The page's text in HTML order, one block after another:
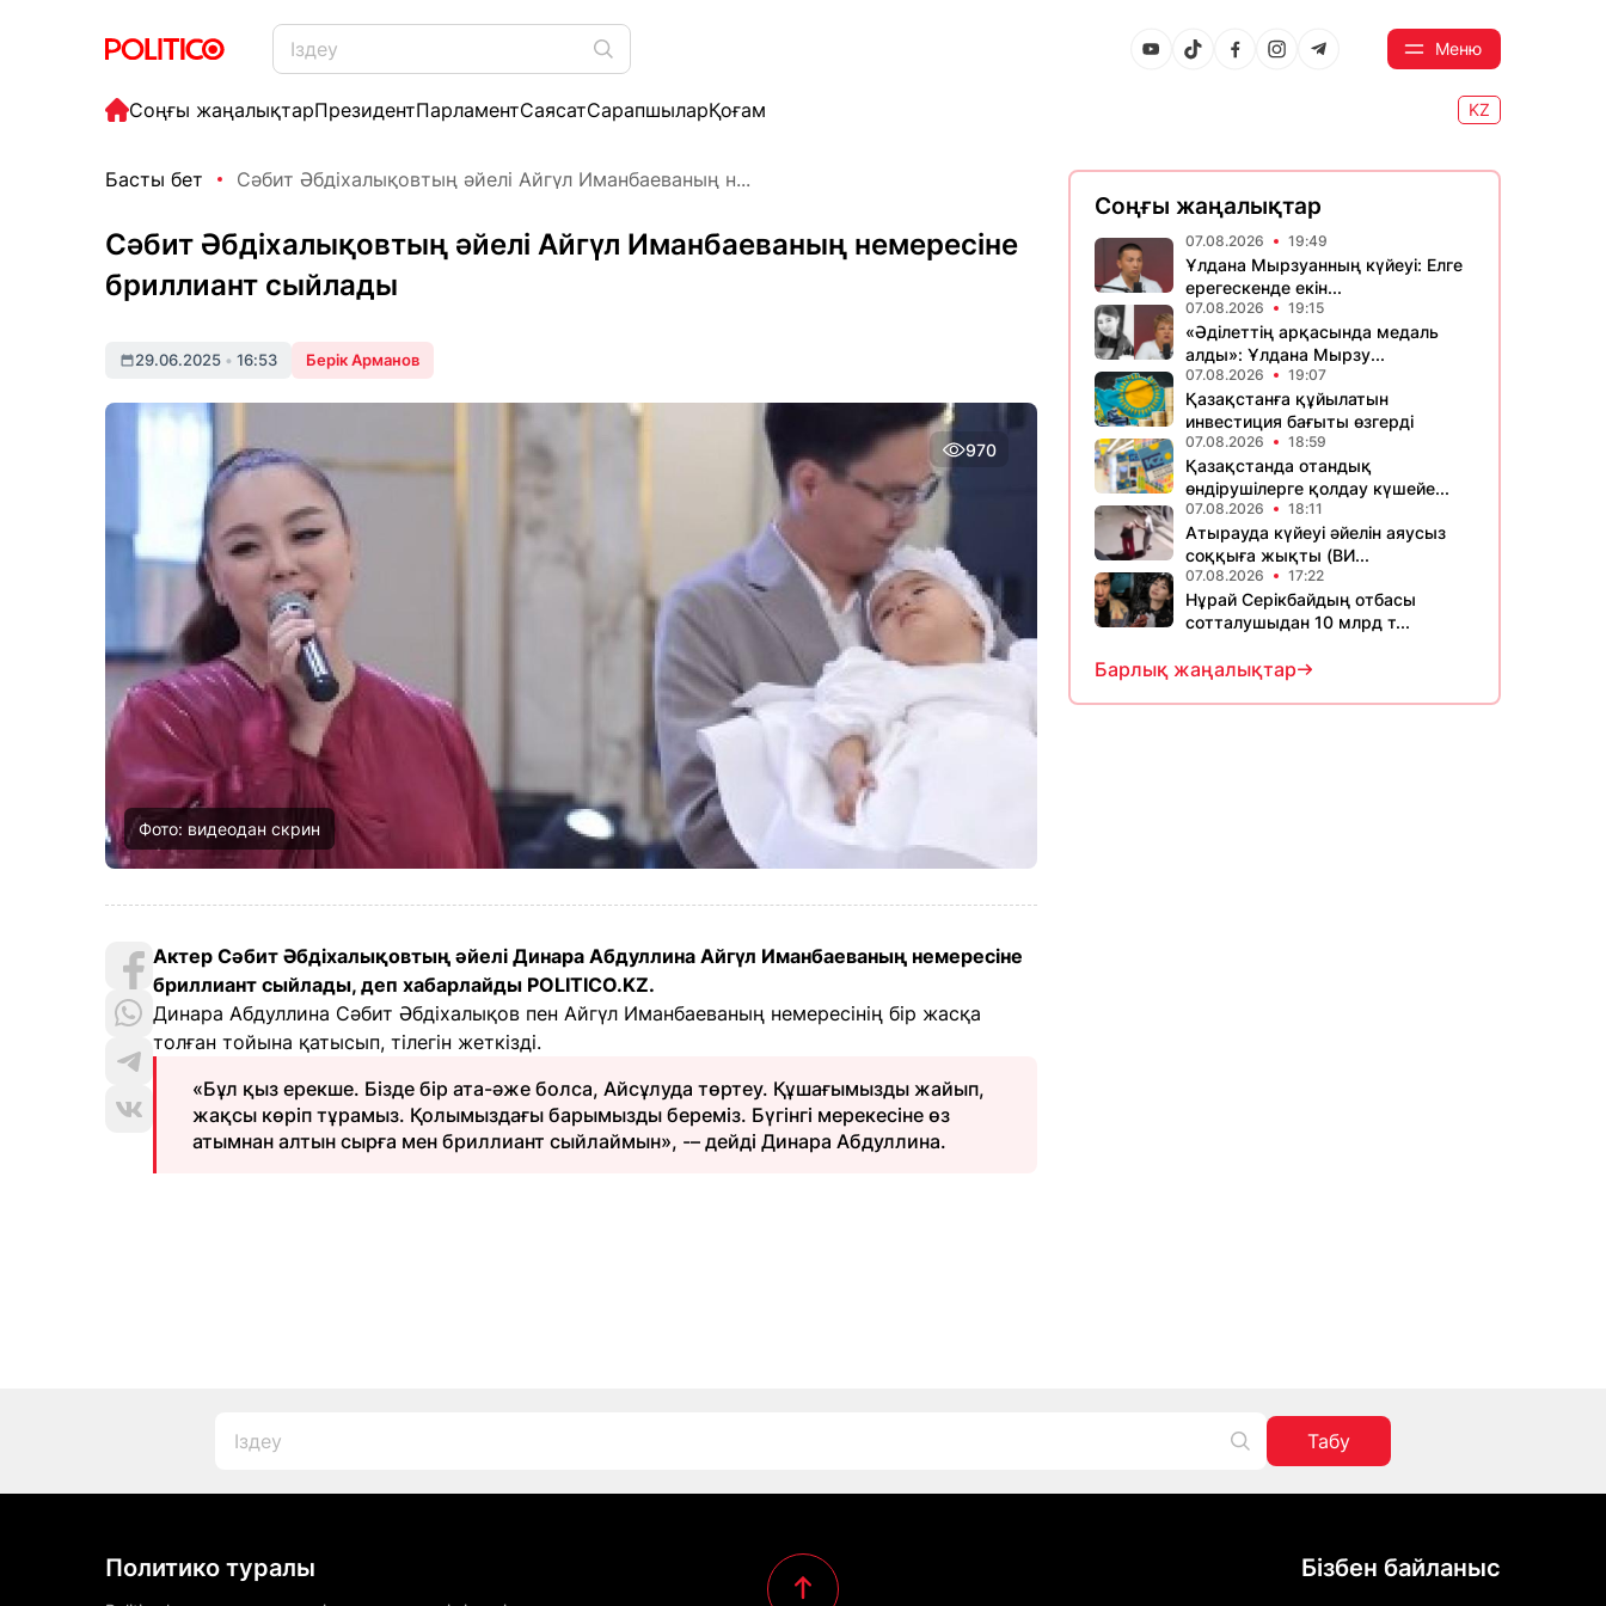
Меню
Соңғы жаңалықтарПрезидентПарламентСаясатСарапшыларҚоғам KZ
Басты бет Сәбит Әбдіхалықовтың әйелі Айгүл Иманбаеваның н...
Сәбит Әбдіхалықовтың әйелі Айгүл Иманбаеваның немересіне
бриллиант сыйлады
29.06.2025 • 16:53 Берік Арманов
970
Фото: видеодан скрин
Актер Сәбит Әбдіхалықовтың әйелі Динара Абдуллина Айгүл Иманбаеваның немересіне
бриллиант сыйлады, деп хабарлайды POLITICO.KZ.
Динара Абдуллина Сәбит Әбдіхалықов пен Айгүл Иманбаеваның немересінің бір жасқа
толған тойына қатысып, тілегін жеткізді.
«Бұл қыз ерекше. Бізде бір ата-әже болса, Айсұлуда төртеу. Құшағымызды жайып,
жақсы көріп тұрамыз. Қолымыздағы барымызды береміз. Бүгінгі мерекесіне өз
атымнан алтын сырға мен бриллиант сыйлаймын», -– дейді Динара Абдуллина.
Соңғы жаңалықтар
07.08.2026 19:49
Ұлдана Мырзуанның күйеуі: Елге
ерегескенде екін...
07.08.2026 19:15
«Әділеттің арқасында медаль
алды»: Ұлдана Мырзу...
07.08.2026 19:07
Қазақстанға құйылатын
инвестиция бағыты өзгерді
07.08.2026 18:59
Қазақстанда отандық
өндірушілерге қолдау күшейе...
07.08.2026 18:11
Атырауда күйеуі әйелін аяусыз
соққыға жықты (ВИ...
07.08.2026 17:22
Нұрай Серікбайдың отбасы
сотталушыдан 10 млрд т...
Барлық жаңалықтар
Табу
Политико туралы Бізбен байланыс